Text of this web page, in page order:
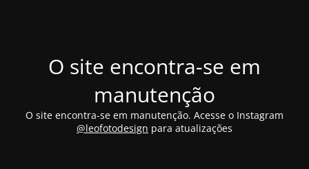
O site encontra-se em
manutenção
O site encontra-se em manutenção. Acesse o Instagram
@leofotodesign para atualizações